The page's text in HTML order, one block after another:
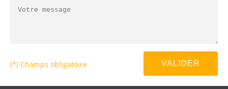
(*) Champs obligatoire